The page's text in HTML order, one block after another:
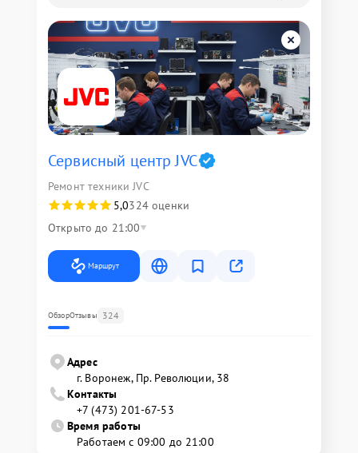
Сервисный центр JVC
Ремонт техники JVC
5,0324 оценки
Открыто до 21:00
Маршрут
ОбзорОтзывы 324
Адрес
г. Воронеж, Пр. Революции, 38
Контакты
+7 (473) 201-67-53
Время работы
Работаем с 09:00 до 21:00